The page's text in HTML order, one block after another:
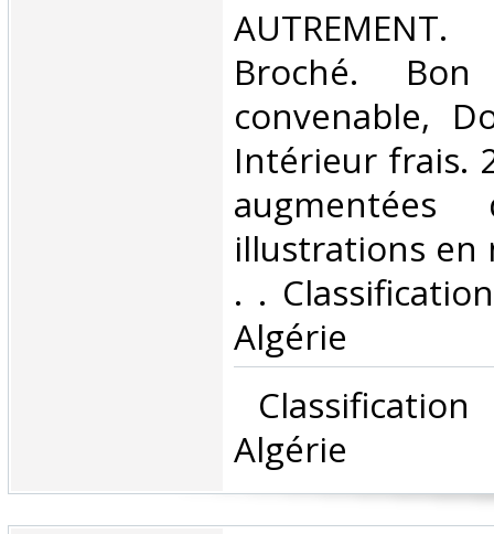
Broché.
convenable,
Intérieur frais.
augmentées
illustrations en
. .
Algérie‎
Algérie‎